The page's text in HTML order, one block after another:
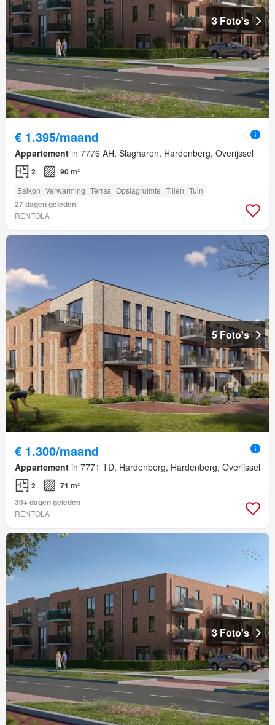
3 Foto's
€ 1.395/maand
Appartement in 7776 AH, Slagharen, Hardenberg, Overijssel
2 90 m²
Balkon Verwarming Terras Opslagruimte Tillen Tuin
27 dagen geleden
RENTOLA
5 Foto's
€ 1.300/maand
Appartement in 7771 TD, Hardenberg, Hardenberg, Overijssel
2
71 m²
30+ dagen geleden
RENTOLA
3 Foto's